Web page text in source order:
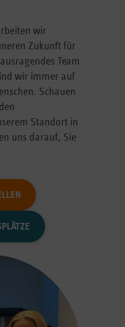
wir
Zukunft für
Team
wir immer auf
Schauen
Standort in
uns darauf, Sie